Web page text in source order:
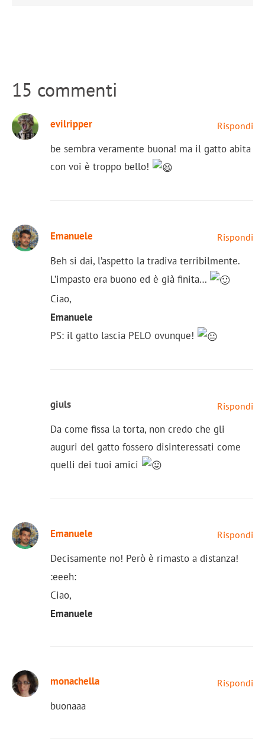
15 commenti
evilripper Rispondi
be sembra veramente buona! ma il gatto abita
con voi è troppo bello!
Emanuele Rispondi
Beh si dai, l’aspetto la tradiva terribilmente.
L’impasto era buono ed è già finita…
Ciao,
Emanuele
PS: il gatto lascia PELO ovunque!
giuls Rispondi
Da come fissa la torta, non credo che gli
auguri del gatto fossero disinteressati come
quelli dei tuoi amici
Emanuele Rispondi
Decisamente no! Però è rimasto a distanza!
:eeeh:
Ciao,
Emanuele
monachella Rispondi
buonaaa